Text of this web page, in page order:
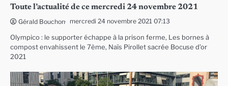
Toute l’actualité de ce mercredi 24 novembre 2021
Gérald Bouchon mercredi 24 novembre 2021 07:13
Olympico : le supporter échappe à la prison ferme, Les bornes à
compost envahissent le 7ème, Naïs Pirollet sacrée Bocuse d’or
2021